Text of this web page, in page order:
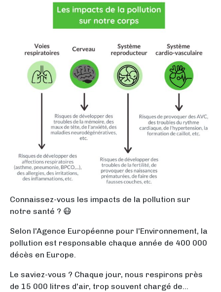
Connaissez-vous les impacts de la pollution sur
notre santé ? 😷
Selon l'Agence Européenne pour l'Environnement, la
pollution est responsable chaque année de 400 000
décès en Europe.
Le saviez-vous ? Chaque jour, nous respirons près
de 15 000 litres d'air, trop souvent chargé de...